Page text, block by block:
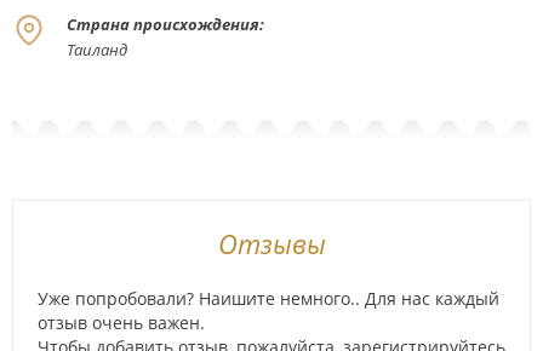
Страна происхождения:
Таиланд
Отзывы
Уже попробовали? Наишите немного.. Для нас каждый
отзыв очень важен.